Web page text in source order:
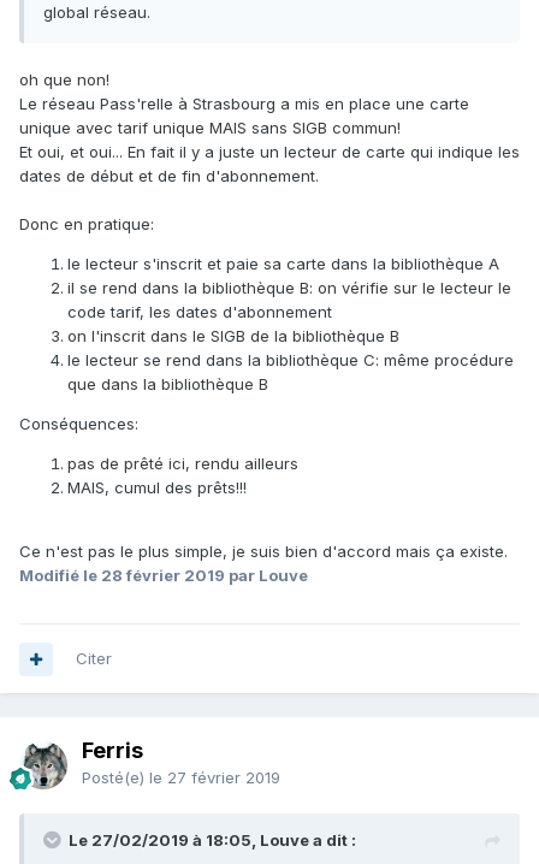
global réseau.
oh que non!
Le réseau Pass'relle à Strasbourg a mis en place une carte
unique avec tarif unique MAIS sans SIGB commun!
Et oui, et oui... En fait il y a juste un lecteur de carte qui indique les
dates de début et de fin d'abonnement.
Donc en pratique:
le lecteur s'inscrit et paie sa carte dans la bibliothèque A
il se rend dans la bibliothèque B: on vérifie sur le lecteur le
code tarif, les dates d'abonnement
on l'inscrit dans le SIGB de la bibliothèque B
le lecteur se rend dans la bibliothèque C: même procédure
que dans la bibliothèque B
Conséquences:
pas de prêté ici, rendu ailleurs
MAIS, cumul des prêts!!!
Ce n'est pas le plus simple, je suis bien d'accord mais ça existe.
Modifié le 28 février 2019 par Louve
Citer
Ferris
Posté(e) le 27 février 2019
Le 27/02/2019 à 18:05, Louve a dit :